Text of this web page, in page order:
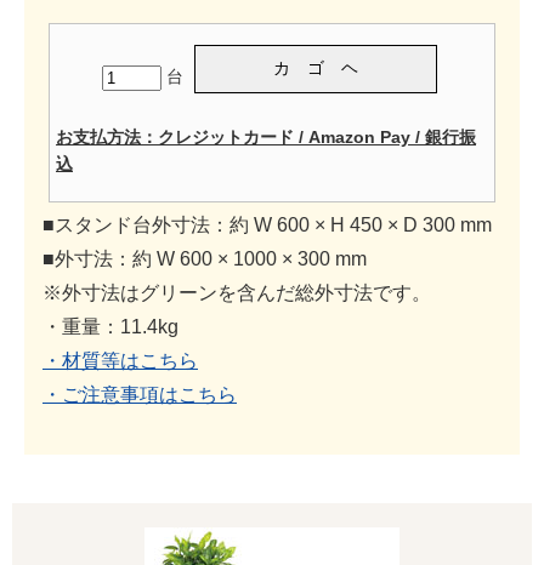
台
お支払方法：クレジットカード / Amazon Pay / 銀行振
込
■スタンド台外寸法：約 W 600 × H 450 × D 300 mm
■外寸法：約 W 600 × 1000 × 300 mm
※外寸法はグリーンを含んだ総外寸法です。
・重量：11.4kg
・材質等はこちら
・ご注意事項はこちら